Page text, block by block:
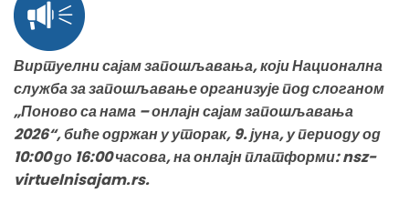
Виртуелни сајам запошљавања, који Национална
служба за запошљавање организује под слоганом
„Поново са нама – онлајн сајам запошљавања
2026“, биће одржан у уторак, 9. јуна, у периоду од
10:00 до 16:00 часова, на онлајн платформи: nsz-
virtuelnisajam.rs.